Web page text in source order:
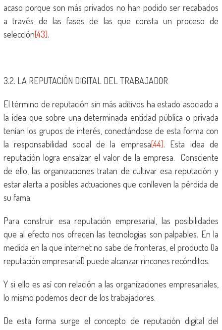
acaso porque son más privados no han podido ser recabados
a través de las fases de las que consta un proceso de
selección[43].
3.2. LA REPUTACIÓN DIGITAL DEL TRABAJADOR
El término de reputación sin más aditivos ha estado asociado a
la idea que sobre una determinada entidad pública o privada
tenían los grupos de interés, conectándose de esta forma con
la responsabilidad social de la empresa[44]. Esta idea de
reputación logra ensalzar el valor de la empresa. Consciente
de ello, las organizaciones tratan de cultivar esa reputación y
estar alerta a posibles actuaciones que conlleven la pérdida de
su fama.
Para construir esa reputación empresarial, las posibilidades
que al efecto nos ofrecen las tecnologías son palpables. En la
medida en la que internet no sabe de fronteras, el producto (la
reputación empresarial) puede alcanzar rincones recónditos.
Y si ello es así con relación a las organizaciones empresariales,
lo mismo podemos decir de los trabajadores.
De esta forma surge el concepto de reputación digital del